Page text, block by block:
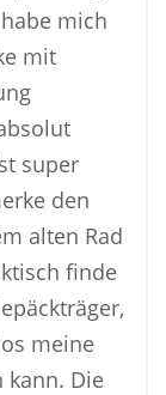
mich
mit
super
den
alten Rad
finde
meine
kann. Die